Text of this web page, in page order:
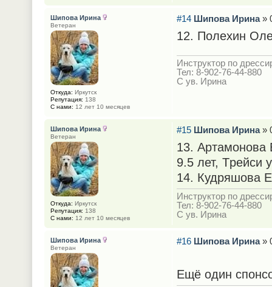
#14 Шипова Ирина»
12. Полехин
Инструктор по
Тел: 8-902-76-44-880
С ув. Ирина
Шипова Ирина
Ветеран
Откуда: Иркутск
Репутация: 138
С нами: 12 лет 10 месяцев
#15 Шипова Ирина»
13. Артамонова
9.5 лет, Tрейси
14. Кудряшова
Инструктор по
Тел: 8-902-76-44-880
С ув. Ирина
Шипова Ирина
Ветеран
Откуда: Иркутск
Репутация: 138
С нами: 12 лет 10 месяцев
#16 Шипова Ирина»
Ещё один
Шипова Ирина
Ветеран